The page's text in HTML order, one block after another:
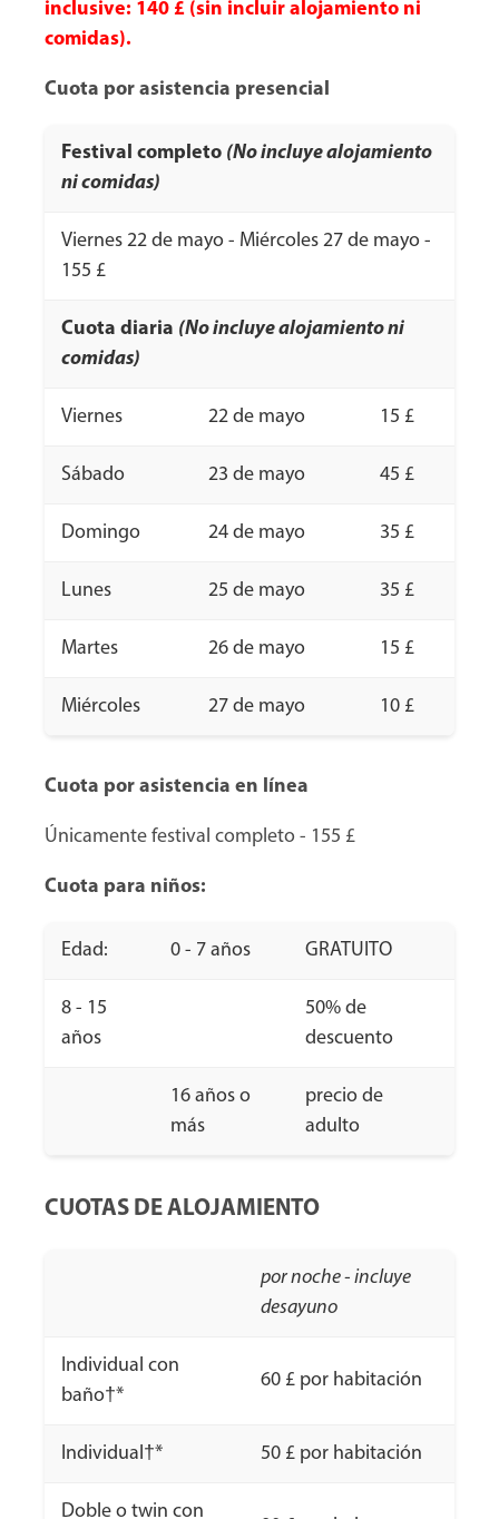
inclusive: 140 £ (sin incluir alojamiento ni
comidas).
Cuota por asistencia presencial
Festival completo (No incluye alojamiento
ni comidas)
Viernes 22 de mayo - Miércoles 27 de mayo -
155 £
Cuota diaria (No incluye alojamiento ni
comidas)
Viernes 22 de mayo 15 £
Sábado 23 de mayo 45 £
Domingo 24 de mayo 35 £
Lunes 25 de mayo 35 £
Martes 26 de mayo 15 £
Miércoles 27 de mayo 10 £
Cuota por asistencia en línea
Únicamente festival completo - 155 £
Cuota para niños:
Edad: 0 - 7 años GRATUITO
8 - 15
años
50% de
descuento
16 años o
más
precio de
adulto
CUOTAS DE ALOJAMIENTO
por noche - incluye
desayuno
Individual con
baño†*
60 £ por habitación
Individual†* 50 £ por habitación
Doble o twin con